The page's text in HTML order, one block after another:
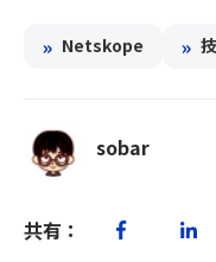
» Netskope »
sobar
共有：